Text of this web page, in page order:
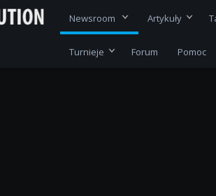
Newsroom Artykuły
Turnieje Forum Pomoc